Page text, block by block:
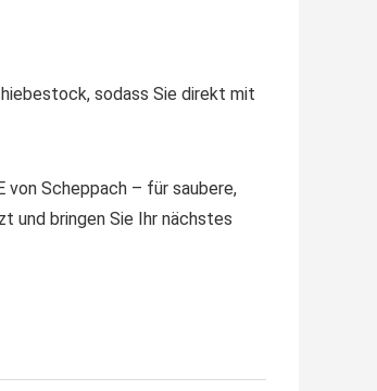
sodass Sie direkt mit
von Scheppach – für saubere,
und bringen Sie Ihr nächstes